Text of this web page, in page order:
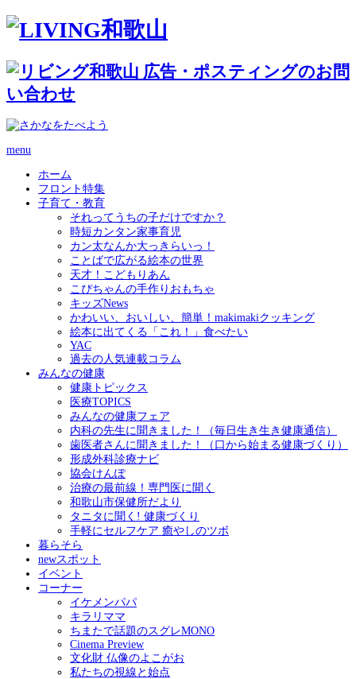
menu
ホーム
フロント特集
子育て・教育
それってうちの子だけですか？
時短カンタン家事育児
カン太なんか大っきらいっ！
ことばで広がる絵本の世界
天才！こどもりあん
こぴちゃんの手作りおもちゃ
キッズNews
かわいい、おいしい、簡単！makimakiクッキング
絵本に出てくる「これ！」食べたい
YAC
過去の人気連載コラム
みんなの健康
健康トピックス
医療TOPICS
みんなの健康フェア
内科の先生に聞きました！（毎日生き生き健康通信）
歯医者さんに聞きました！（口から始まる健康づくり）
形成外科診療ナビ
協会けんぽ
治療の最前線！専門医に聞く
和歌山市保健所だより
タニタに聞く! 健康づくり
手軽にセルフケア 癒やしのツボ
暮らそら
newスポット
イベント
コーナー
イケメンパパ
キラリママ
ちまたで話題のスグレMONO
Cinema Preview
文化財 仏像のよこがお
私たちの視線と始点